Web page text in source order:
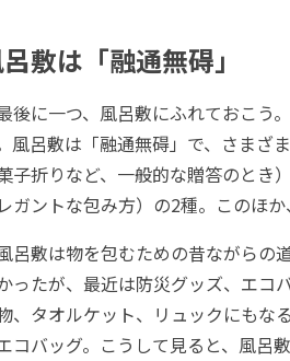
敷は「融通無碍」
後に一つ、風呂敷にふれておこう
風呂敷は「融通無碍」で、さまざ
菓子折りなど、一般的な贈答のと
ガントな包み方）の2種。このほ
呂敷は物を包むための昔ながらの
ったが、最近は防災グッズ、エコ
、タオルケット、リュックにもな
コバッグ。こうして見ると、風呂